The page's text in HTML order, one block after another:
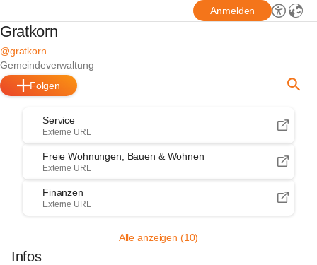
Anmelden
Gratkorn
@gratkorn
Gemeindeverwaltung
Folgen
Service
Externe URL
Freie Wohnungen, Bauen & Wohnen
Externe URL
Finanzen
Externe URL
Alle anzeigen (10)
Infos